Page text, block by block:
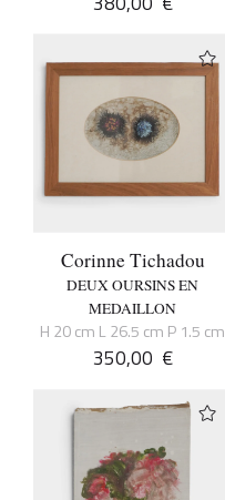
Corinne Tichadou
DEUX OURSINS EN
MEDAILLON
H 20 cm L 26.5 cm P 1.5 cm
350,00 €